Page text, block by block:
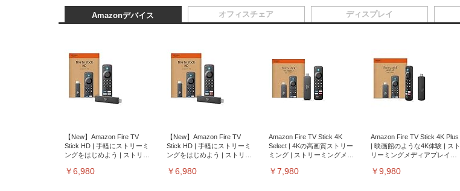
Amazonデバイス
【New】Amazon Fire TV
Stick HD | 手軽にストリーミ
ングをはじめよう | ストリー
￥6,980
【New】Amazon Fire TV
Stick HD | 手軽にストリーミ
ングをはじめよう | ストリー
￥6,980
Amazon Fire TV Stick 4K
Select | 4Kの高画質ストリー
ミング | ストリーミングメデ
￥7,980
Amazon Fire TV Stick 4K Plus
| 映画館のような4K体験 | スト
リーミングメディアプレイヤ
￥9,980
オフィスチェア ディスプレイ